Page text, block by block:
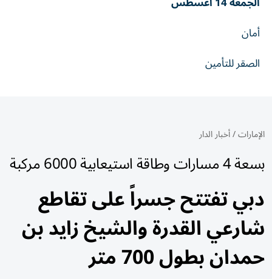
أمان
الصقر للتأمين
الإمارات/أخبار الدار
بسعة 4 مسارات وطاقة استيعابية 6000 مركبة
دبي تفتتح جسراً على تقاطع
شارعي القدرة والشيخ زايد بن
حمدان بطول 700 متر